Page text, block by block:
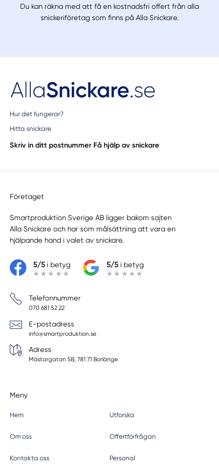
Du kan räkna med att få en kostnadsfri offert från alla
snickeriföretag som finns på Alla Snickare.
Hur det fungerar?
Hitta snickare
Skriv in ditt postnummer Få hjälp av snickare
Företaget
Smartproduktion Sverige AB ligger bakom sajten
Alla Snickare och har som målsättning att vara en
hjälpande hand i valet av snickare.
5/5i betyg 5/5i betyg
Telefonnummer
070 681 52 22
E-postadress
info@smartproduktion.se
Adress
Mästargatan 5B, 781 71 Borlänge
Meny
Hem Utforska
Om oss Offertförfrågan
Kontakta oss Personal